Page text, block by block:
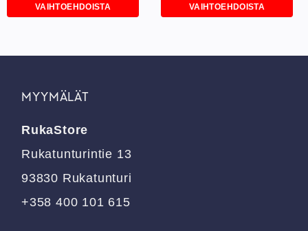
VAIHTOEHDOISTA
on
Voit
valinnat
sivulla.
VAIHTOEHDOISTA
on
MYYMÄLÄT
RukaStore
Rukatunturintie 13
93830 Rukatunturi
+358 400 101 615